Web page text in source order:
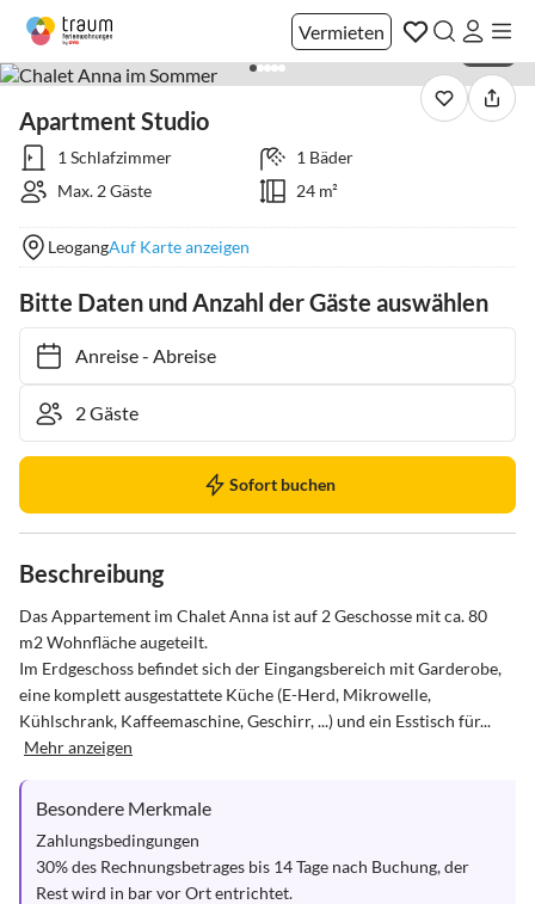
Vermieten
Apartment Studio
1 Schlafzimmer
1 Bäder
Max. 2 Gäste
24 m²
LeogangAuf Karte anzeigen
Bitte Daten und Anzahl der Gäste auswählen
Anreise- Abreise
Sofort buchen
Beschreibung
Das Appartement im Chalet Anna ist auf 2 Geschosse mit ca. 80
m2 Wohnfläche augeteilt.
Im Erdgeschoss befindet sich der Eingangsbereich mit Garderobe,
eine komplett ausgestattete Küche (E-Herd, Mikrowelle,
Kühlschrank, Kaffeemaschine, Geschirr, ...) und ein Esstisch für...
Mehr anzeigen
Besondere Merkmale
Zahlungsbedingungen
30% des Rechnungsbetrages bis 14 Tage nach Buchung, der
Rest wird in bar vor Ort entrichtet.